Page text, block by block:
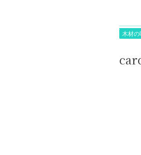
木材の